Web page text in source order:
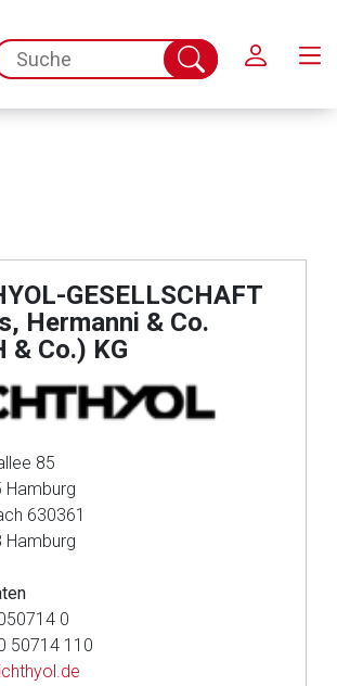
Suche
abschicken
GESELLSCHAFT
Hermanni & Co.
& Co.) KG
85
Hamburg
630361
Hamburg
0
50714 110